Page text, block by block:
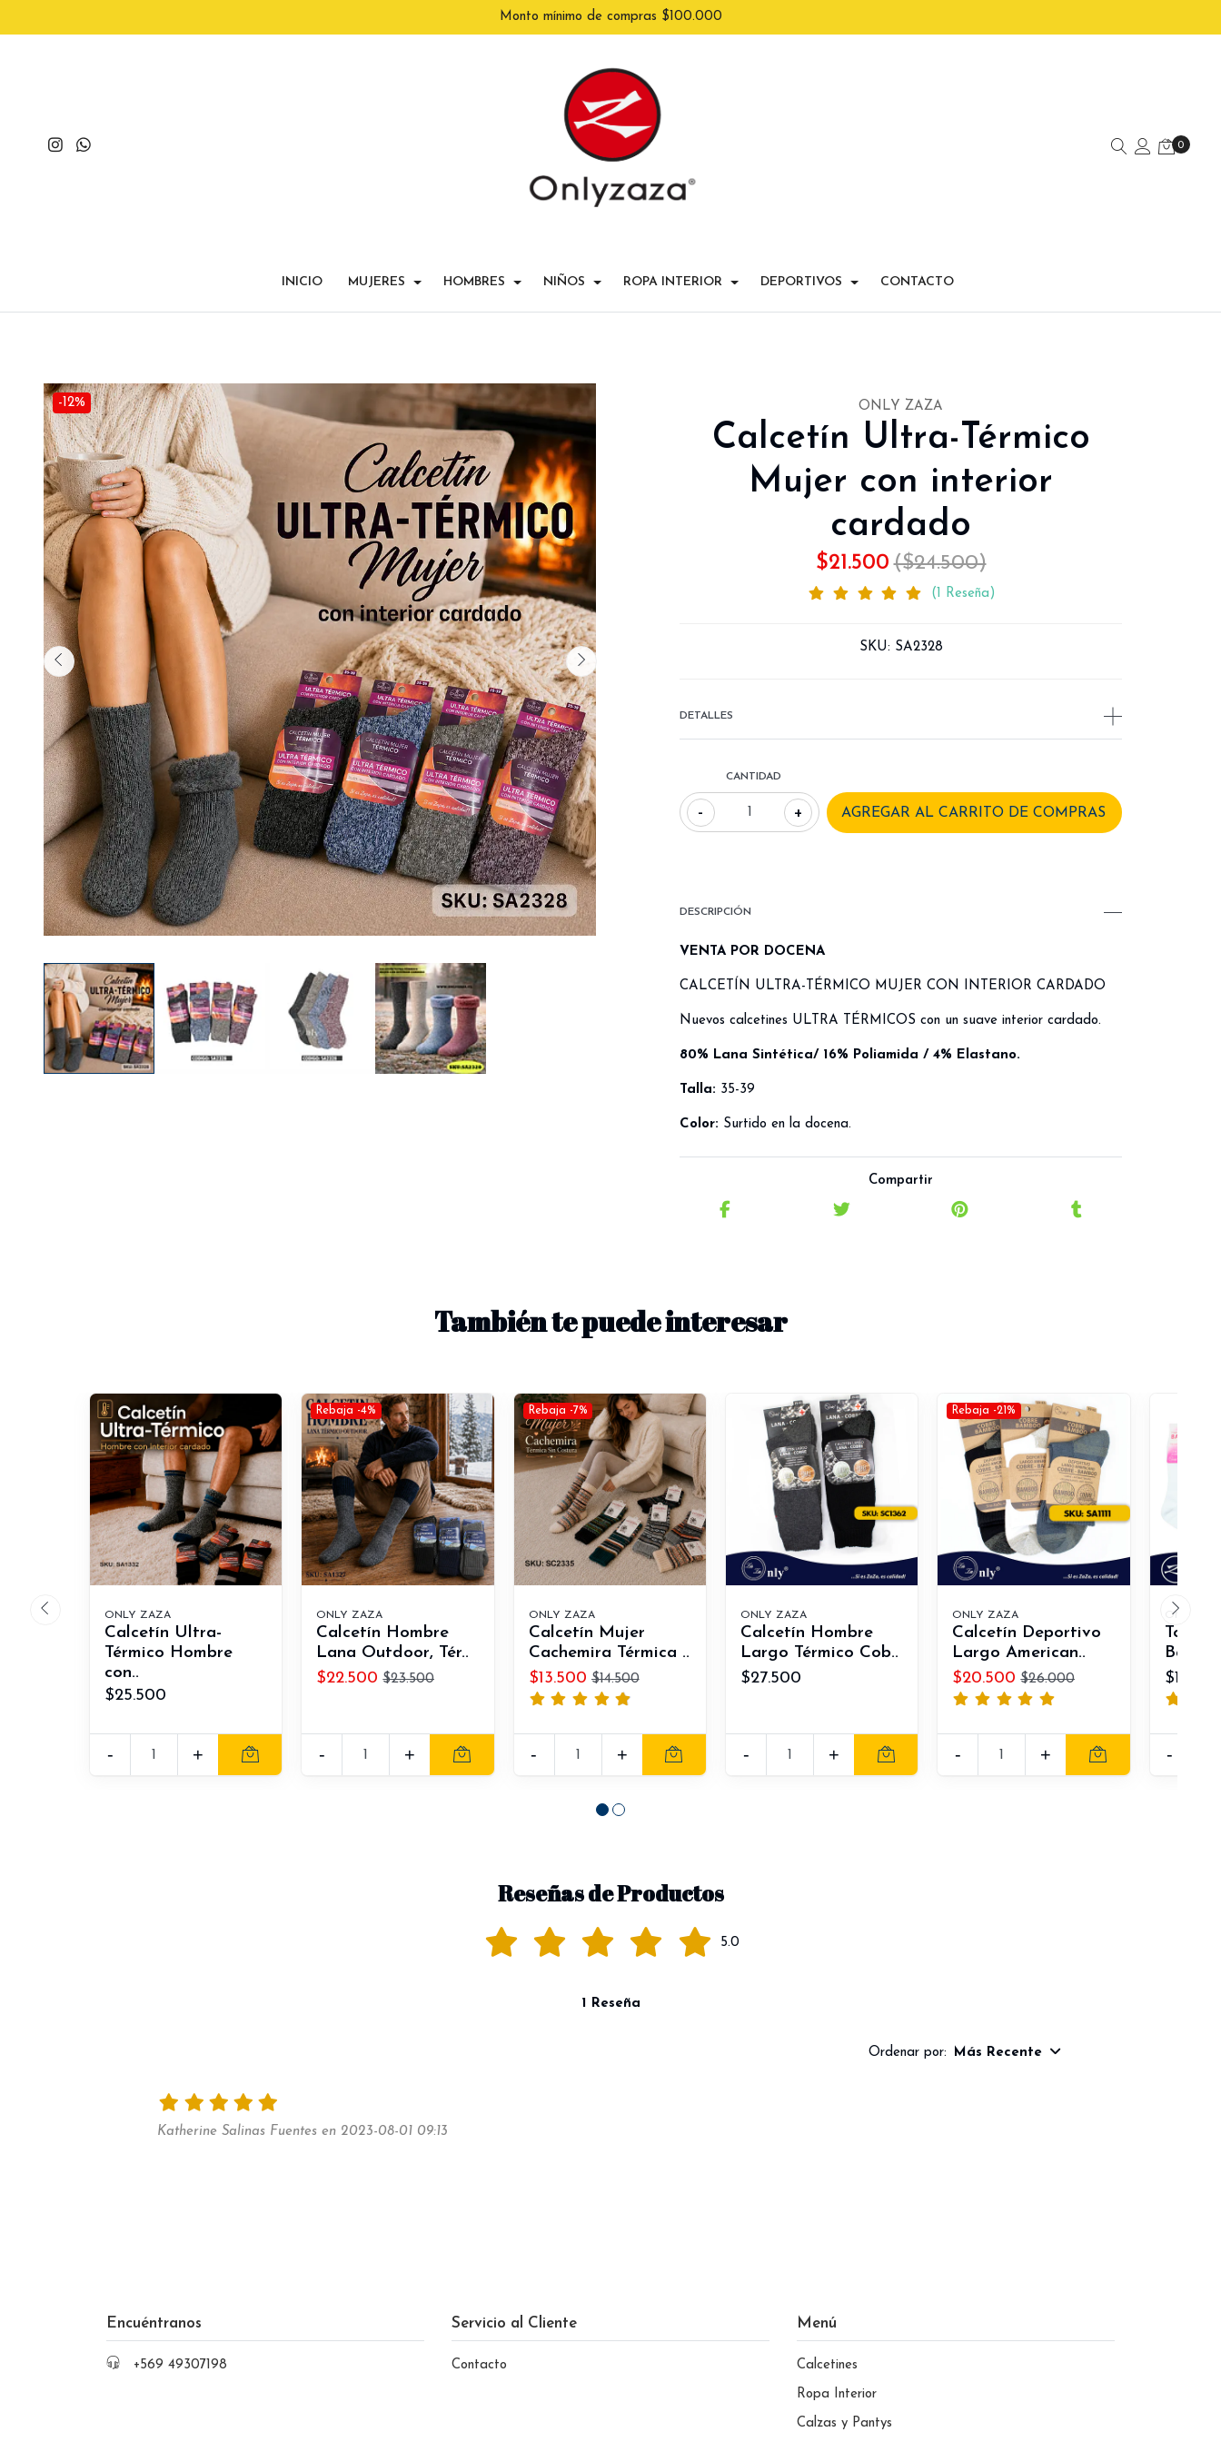
Monto mínimo de compras $100.000
0
INICIO MUJERES HOMBRES NIÑOS ROPA INTERIOR DEPORTIVOS CONTACTO
-12% ONLY ZAZA
Calcetín Ultra-Térmico
Mujer con interior
cardado
$21.500 ($24.500)
(1 Reseña)
SKU: SA2328
DETALLES
CANTIDAD
- +
DESCRIPCIÓN
VENTA POR DOCENA
CALCETÍN ULTRA-TÉRMICO MUJER CON INTERIOR CARDADO
Nuevos calcetines ULTRA TÉRMICOS con un suave interior cardado.
80% Lana Sintética/ 16% Poliamida / 4% Elastano.
Talla: 35-39
Color: Surtido en la docena.
Compartir
También te puede interesar
ONLY ZAZA
Calcetín Ultra-
Térmico Hombre
con..
$25.500
- +
Rebaja -4%
ONLY ZAZA
Calcetín Hombre
Lana Outdoor, Tér..
$22.500 $23.500
- +
Rebaja -7%
ONLY ZAZA
Calcetín Mujer
Cachemira Térmica ..
$13.500 $14.500
- +
ONLY ZAZA
Calcetín Hombre
Largo Térmico Cob..
$27.500
- +
Rebaja -21%
ONLY ZAZA
Calcetín Deportivo
Largo American..
$20.500 $26.000
- +
ONLY
$11.000
-
Reseñas de Productos
5.0
1 Reseña
Ordenar por: Más Recente
Katherine Salinas Fuentes en 2023-08-01 09:13
Encuéntranos
+569 49307198
Servicio al Cliente
Contacto
Menú
Calcetines
Ropa Interior
Calzas y Pantys